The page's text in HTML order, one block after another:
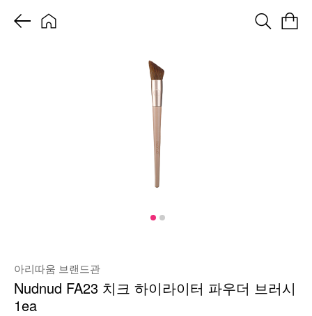
아리따움 브랜드관
Nudnud FA23 치크 하이라이터 파우더 브러시
1ea